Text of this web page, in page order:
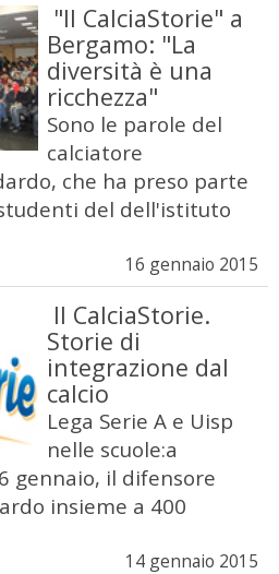
"Il CalciaStorie" a
Bergamo: "La
diversità è una
ricchezza"
Sono le parole del
calciatore
che ha preso parte
del dell'istituto
16 gennaio 2015
Il CalciaStorie.
Storie di
integrazione dal
calcio
Lega Serie A e Uisp
nelle scuole:a
gennaio, il difensore
insieme a 400
14 gennaio 2015